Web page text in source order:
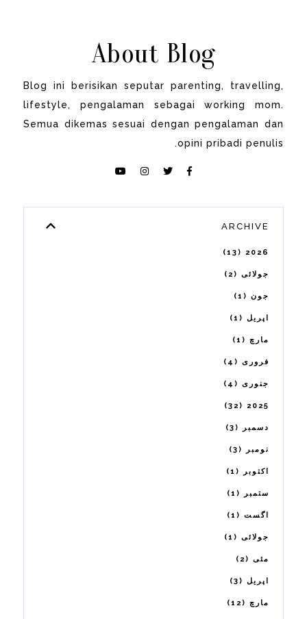
About Blog
Blog ini berisikan seputar parenting, travelling,
lifestyle, pengalaman sebagai working mom.
Semua dikemas sesuai dengan pengalaman dan
opini pribadi penulis.
ARCHIVE
2026
13
جولائی 2
جون 1
اپریل 1
مارچ 1
فروری 4
جنوری 4
2025
32
دسمبر 3
نومبر 3
اکتوبر 1
ستمبر 1
اگست 1
جولائی 1
مئی 2
اپریل 3
مارچ 12